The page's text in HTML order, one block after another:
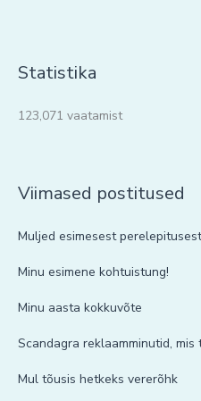
Statistika
123,071 vaatamist
Viimased postitused
Muljed esimesest perelepitusest
Minu esimene kohtuistung!
Minu aasta kokkuvõte
Scandagra reklaamminutid,
Mul tõusis hetkeks vererõhk